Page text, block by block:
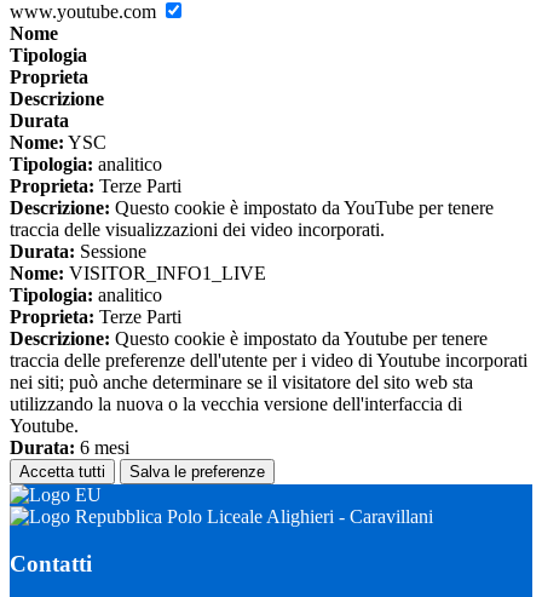
www.youtube.com
Nome
Tipologia
Proprieta
Descrizione
Durata
Nome: YSC
Tipologia: analitico
Proprieta: Terze Parti
Descrizione: Questo cookie è impostato da YouTube per tenere
traccia delle visualizzazioni dei video incorporati.
Durata: Sessione
Nome: VISITOR_INFO1_LIVE
Tipologia: analitico
Proprieta: Terze Parti
Descrizione: Questo cookie è impostato da Youtube per tenere
traccia delle preferenze dell'utente per i video di Youtube incorporati
nei siti; può anche determinare se il visitatore del sito web sta
utilizzando la nuova o la vecchia versione dell'interfaccia di
Youtube.
Durata: 6 mesi
Accetta tutti Salva le preferenze
Polo Liceale Alighieri - Caravillani
Contatti